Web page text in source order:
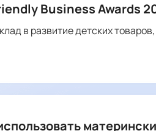
Business Awards
в развитие детских